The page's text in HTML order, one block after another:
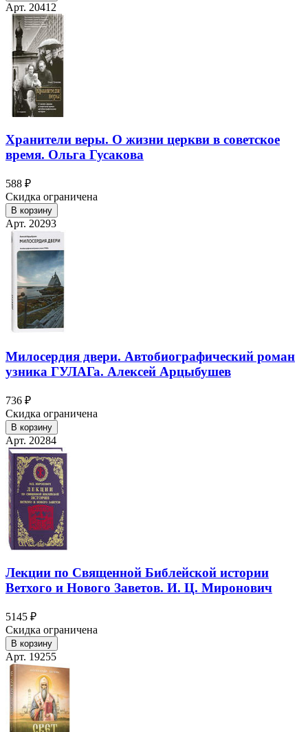
Арт. 20412
Хранители веры. О жизни церкви в советское
время. Ольга Гусакова
588 ₽
Скидка ограничена
В корзину
Арт. 20293
Милосердия двери. Автобиографический роман
узника ГУЛАГа. Алексей Арцыбушев
736 ₽
Скидка ограничена
В корзину
Арт. 20284
Лекции по Священной Библейской истории
Ветхого и Нового Заветов. И. Ц. Миронович
5145 ₽
Скидка ограничена
В корзину
Арт. 19255